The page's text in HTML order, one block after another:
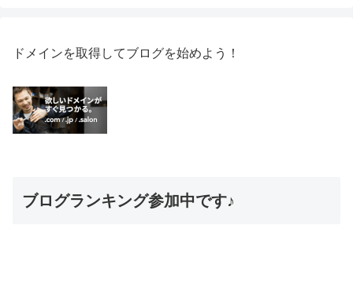
ドメインを取得してブログを始めよう！
ブログランキング参加中です♪